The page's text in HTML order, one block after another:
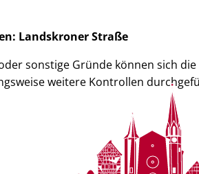
Landskroner Straße
sonstige Gründe können sich
weitere Kontrollen